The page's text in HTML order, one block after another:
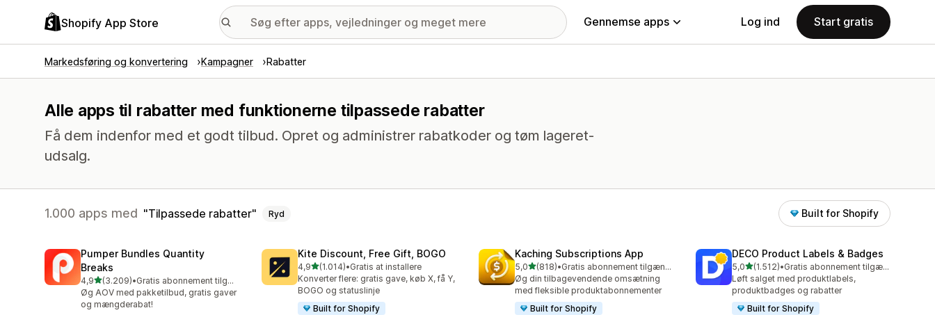
Shopify App Store Gennemse apps Log ind Start gratis
Markedsføring og konvertering Kampagner Rabatter
Alle apps til rabatter med funktionerne tilpassede rabatter
Få dem indenfor med et godt tilbud. Opret og administrer rabatkoder og tøm lageret-
udsalg.
1.000 apps med Tilpassede rabatter Ryd Built for Shopify
Pumper Bundles Quantity
Breaks
4,9ud af 5 stjerner
(3.209)
3209 anmeldelser i alt
•
Gratis abonnement tilgængeligt
Øg AOV med pakketilbud, gratis gaver
og mængderabat!
Kite Discount, Free Gift, BOGO
4,9ud af 5 stjerner
(1.014)
1014 anmeldelser i alt
•Gratis at installere
Konverter flere: gratis gave, køb X, få Y,
BOGO og statuslinje
Built for Shopify
Kaching Subscriptions App
5,0ud af 5 stjerner
(818)
818 anmeldelser i alt
•
Gratis abonnement tilgængeligt
Øg din tilbagevendende omsætning
med fleksible produktabonnementer
Built for Shopify
DECO Product Labels & Badges
5,0ud af 5 stjerner
(1.512)
1512 anmeldelser i alt
•
Gratis abonnement tilgængeligt
Løft salget med produktlabels,
produktbadges og rabatter
Built for Shopify